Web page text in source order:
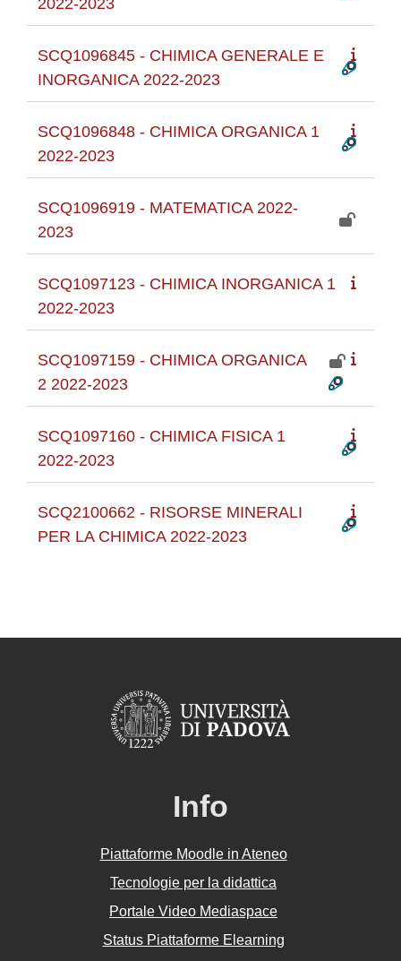
SCQ1096845 - CHIMICA GENERALE E
INORGANICA 2022-2023
SCQ1096848 - CHIMICA ORGANICA 1
2022-2023
SCQ1096919 - MATEMATICA 2022-
2023
SCQ1097123 - CHIMICA INORGANICA 1
2022-2023
SCQ1097159 - CHIMICA ORGANICA
2 2022-2023
SCQ1097160 - CHIMICA FISICA 1
2022-2023
SCQ2100662 - RISORSE MINERALI
PER LA CHIMICA 2022-2023
Info
Piattaforme Moodle in Ateneo
Tecnologie per la didattica
Portale Video Mediaspace
Status Piattaforme Elearning